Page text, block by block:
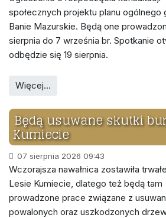
społecznych projektu planu ogólnego
Banie Mazurskie. Będą one
sierpnia do 7 września br. Spotkanie
odbędzie się 19 sierpnia.
Więcej…
Będą usuwane skutki
Kumiecie
07 sierpnia 2026 09:43
Wczorajsza nawałnica zostawiła
Lesie Kumiecie, dlatego też będą tam
prowadzone prace związane z
powalonych oraz uszkodzonych